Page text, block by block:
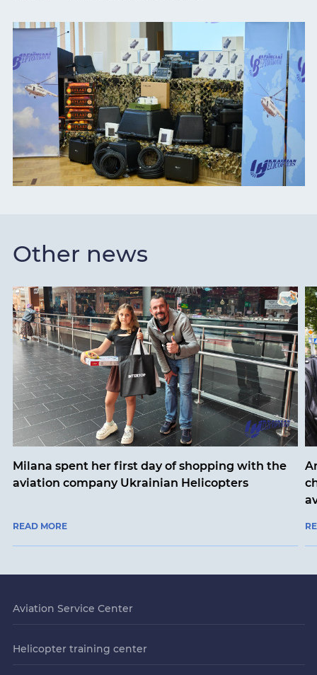
Other news
Milana spent her first day of shopping with the
aviation company Ukrainian Helicopters
READ MORE
Aviation Service Center
Helicopter training center